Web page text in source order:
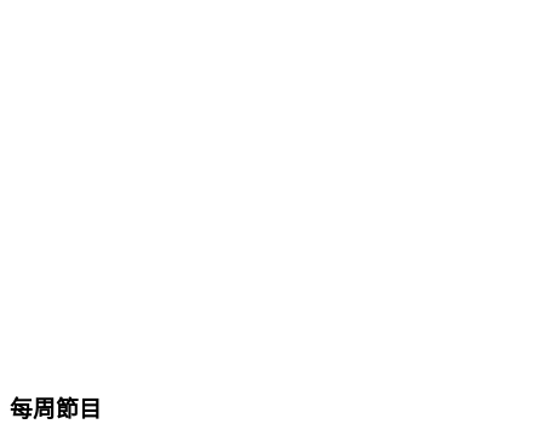
每周節目